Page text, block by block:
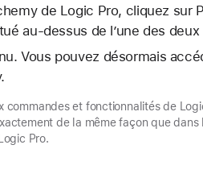
de Logic Pro, cliquez sur
au-dessus de l’une des
Vous pouvez désormais
commandes et fonctionnalités de
de la même façon que dans
Pro.